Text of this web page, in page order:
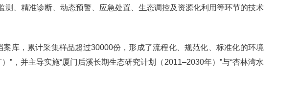
、精准诊断、动态预警、应急处置、生态调控及资源化利用等环节的技术
库，累计采集样品超过30000份，形成了流程化、规范化、标准化的环境
，并主导实施“厦门后溪长期生态研究计划（2011–2030年）”与“杏林湾水